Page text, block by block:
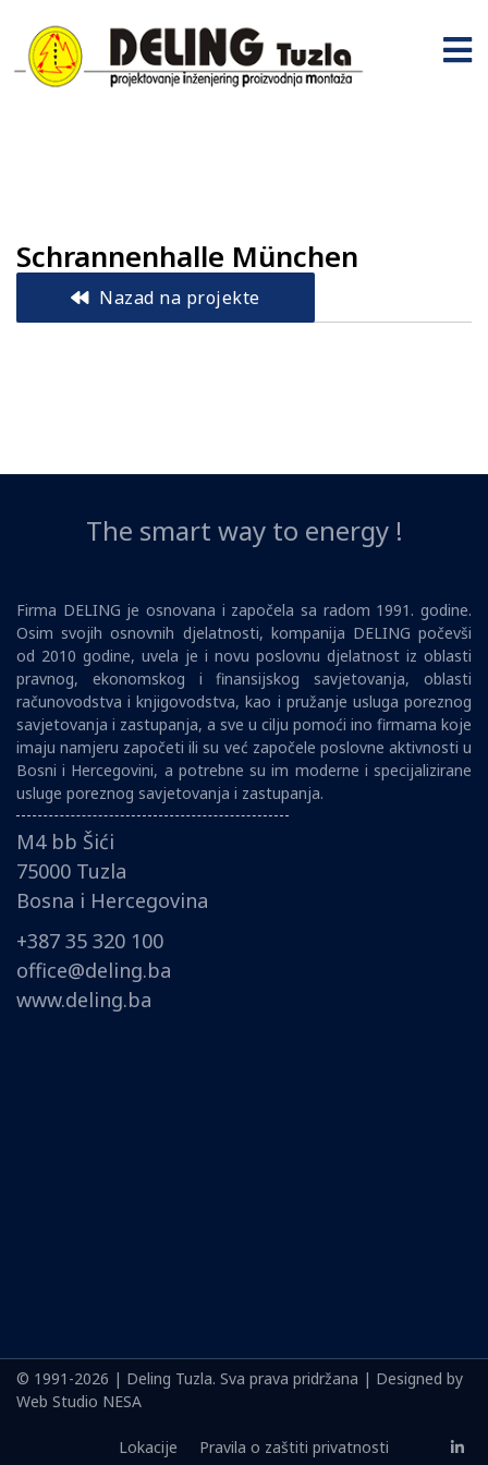
Schrannenhalle München
Nazad na projekte
The smart way to energy !
Firma DELING je osnovana i započela sa radom 1991. godine.
Osim svojih osnovnih djelatnosti, kompanija DELING počevši
od 2010 godine, uvela je i novu poslovnu djelatnost iz oblasti
pravnog, ekonomskog i finansijskog savjetovanja, oblasti
računovodstva i knjigovodstva, kao i pružanje usluga poreznog
savjetovanja i zastupanja, a sve u cilju pomoći ino firmama koje
imaju namjeru započeti ili su već započele poslovne aktivnosti u
Bosni i Hercegovini, a potrebne su im moderne i specijalizirane
usluge poreznog savjetovanja i zastupanja.
M4 bb Šići
75000 Tuzla
Bosna i Hercegovina
+387 35 320 100
office@deling.ba
www.deling.ba
© 1991-2026 | Deling Tuzla. Sva prava pridržana | Designed by
Web Studio NESA
Lokacije Pravila o zaštiti privatnosti